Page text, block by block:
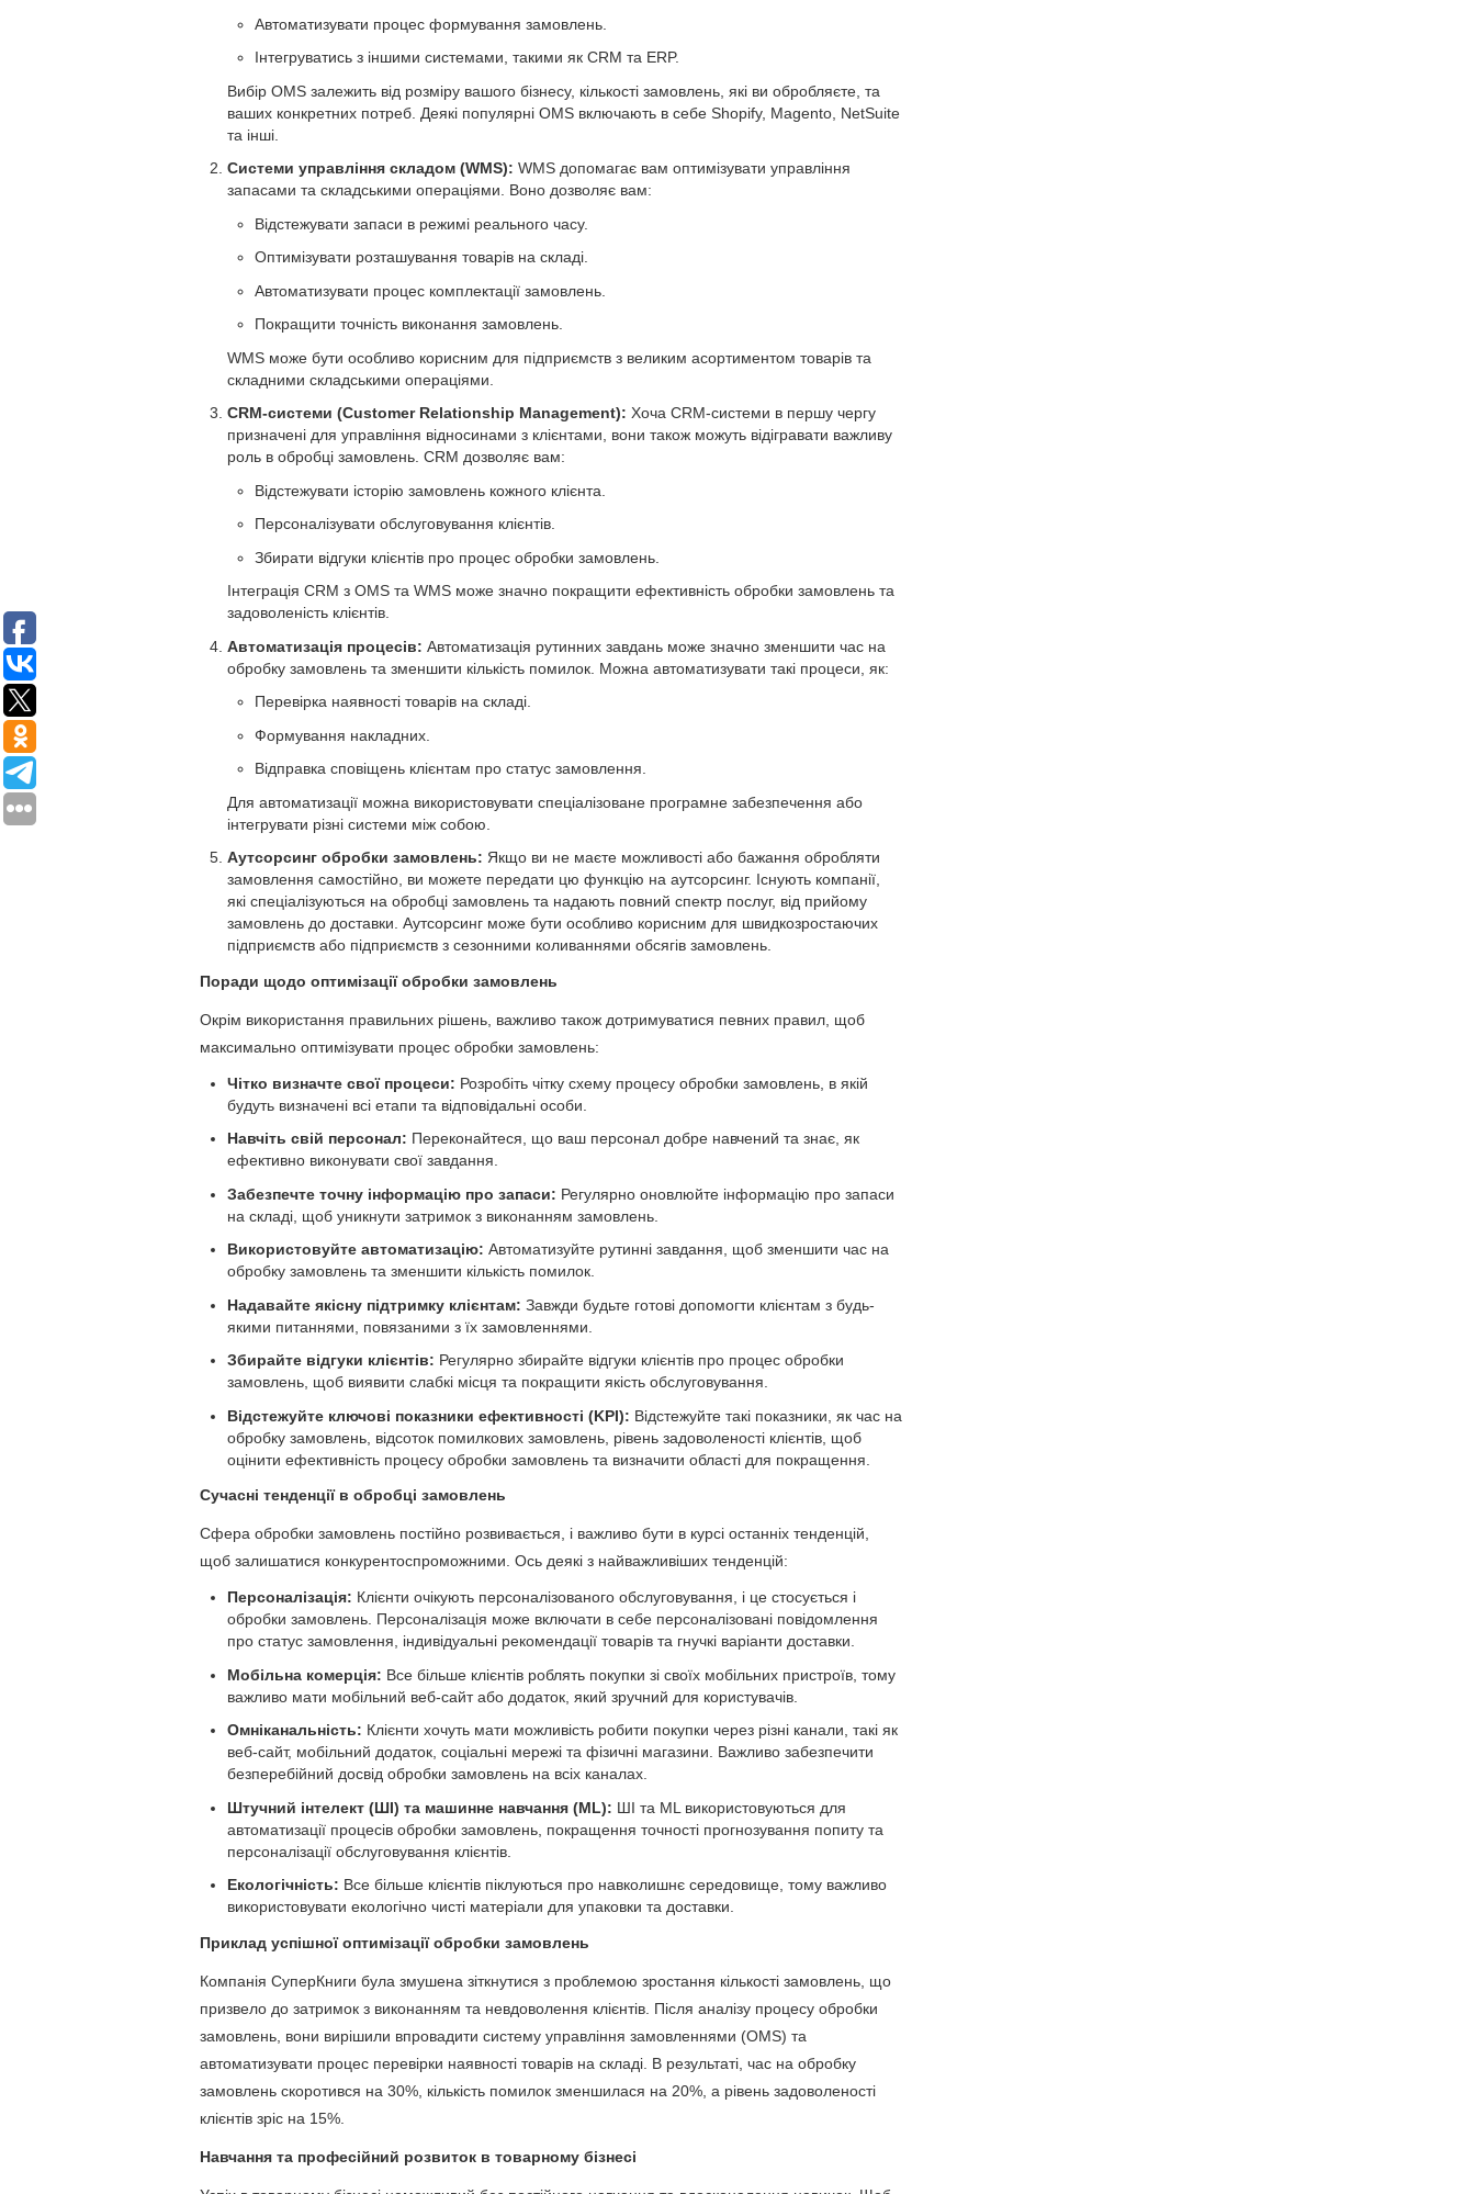
Автоматизувати процес формування замовлень.
Інтегруватись з іншими системами, такими як CRM та ERP.
Вибір OMS залежить від розміру вашого бізнесу, кількості замовлень, які ви обробляєте, та
ваших конкретних потреб. Деякі популярні OMS включають в себе Shopify, Magento, NetSuite
та інші.
Системи управління складом (WMS): WMS допомагає вам оптимізувати управління
запасами та складськими операціями. Воно дозволяє вам:
Відстежувати запаси в режимі реального часу.
Оптимізувати розташування товарів на складі.
Автоматизувати процес комплектації замовлень.
Покращити точність виконання замовлень.
WMS може бути особливо корисним для підприємств з великим асортиментом товарів та
складними складськими операціями.
CRM-системи (Customer Relationship Management): Хоча CRM-системи в першу чергу
призначені для управління відносинами з клієнтами, вони також можуть відігравати важливу
роль в обробці замовлень. CRM дозволяє вам:
Відстежувати історію замовлень кожного клієнта.
Персоналізувати обслуговування клієнтів.
Збирати відгуки клієнтів про процес обробки замовлень.
Інтеграція CRM з OMS та WMS може значно покращити ефективність обробки замовлень та
задоволеність клієнтів.
Автоматизація процесів: Автоматизація рутинних завдань може значно зменшити час на
обробку замовлень та зменшити кількість помилок. Можна автоматизувати такі процеси, як:
Перевірка наявності товарів на складі.
Формування накладних.
Відправка сповіщень клієнтам про статус замовлення.
Для автоматизації можна використовувати спеціалізоване програмне забезпечення або
інтегрувати різні системи між собою.
Аутсорсинг обробки замовлень: Якщо ви не маєте можливості або бажання обробляти
замовлення самостійно, ви можете передати цю функцію на аутсорсинг. Існують компанії,
які спеціалізуються на обробці замовлень та надають повний спектр послуг, від прийому
замовлень до доставки. Аутсорсинг може бути особливо корисним для швидкозростаючих
підприємств або підприємств з сезонними коливаннями обсягів замовлень.
Поради щодо оптимізації обробки замовлень
Окрім використання правильних рішень, важливо також дотримуватися певних правил, щоб
максимально оптимізувати процес обробки замовлень:
Чітко визначте свої процеси: Розробіть чітку схему процесу обробки замовлень, в якій
будуть визначені всі етапи та відповідальні особи.
Навчіть свій персонал: Переконайтеся, що ваш персонал добре навчений та знає, як
ефективно виконувати свої завдання.
Забезпечте точну інформацію про запаси: Регулярно оновлюйте інформацію про запаси
на складі, щоб уникнути затримок з виконанням замовлень.
Використовуйте автоматизацію: Автоматизуйте рутинні завдання, щоб зменшити час на
обробку замовлень та зменшити кількість помилок.
Надавайте якісну підтримку клієнтам: Завжди будьте готові допомогти клієнтам з будь-
якими питаннями, повязаними з їх замовленнями.
Збирайте відгуки клієнтів: Регулярно збирайте відгуки клієнтів про процес обробки
замовлень, щоб виявити слабкі місця та покращити якість обслуговування.
Відстежуйте ключові показники ефективності (KPI): Відстежуйте такі показники, як час на
обробку замовлень, відсоток помилкових замовлень, рівень задоволеності клієнтів, щоб
оцінити ефективність процесу обробки замовлень та визначити області для покращення.
Сучасні тенденції в обробці замовлень
Сфера обробки замовлень постійно розвивається, і важливо бути в курсі останніх тенденцій,
щоб залишатися конкурентоспроможними. Ось деякі з найважливіших тенденцій:
Персоналізація: Клієнти очікують персоналізованого обслуговування, і це стосується і
обробки замовлень. Персоналізація може включати в себе персоналізовані повідомлення
про статус замовлення, індивідуальні рекомендації товарів та гнучкі варіанти доставки.
Мобільна комерція: Все більше клієнтів роблять покупки зі своїх мобільних пристроїв, тому
важливо мати мобільний веб-сайт або додаток, який зручний для користувачів.
Омніканальність: Клієнти хочуть мати можливість робити покупки через різні канали, такі як
веб-сайт, мобільний додаток, соціальні мережі та фізичні магазини. Важливо забезпечити
безперебійний досвід обробки замовлень на всіх каналах.
Штучний інтелект (ШІ) та машинне навчання (ML): ШІ та ML використовуються для
автоматизації процесів обробки замовлень, покращення точності прогнозування попиту та
персоналізації обслуговування клієнтів.
Екологічність: Все більше клієнтів піклуються про навколишнє середовище, тому важливо
використовувати екологічно чисті матеріали для упаковки та доставки.
Приклад успішної оптимізації обробки замовлень
Компанія СуперКниги була змушена зіткнутися з проблемою зростання кількості замовлень, що
призвело до затримок з виконанням та невдоволення клієнтів. Після аналізу процесу обробки
замовлень, вони вирішили впровадити систему управління замовленнями (OMS) та
автоматизувати процес перевірки наявності товарів на складі. В результаті, час на обробку
замовлень скоротився на 30%, кількість помилок зменшилася на 20%, а рівень задоволеності
клієнтів зріс на 15%.
Навчання та професійний розвиток в товарному бізнесі